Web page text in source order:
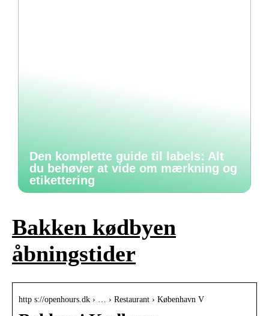
Den komplette guide til labels: Alt
du behøver at vide om mærkning og
etikettering
Bakken kødbyen
åbningstider
http s://openhours.dk › … › Restaurant › København V